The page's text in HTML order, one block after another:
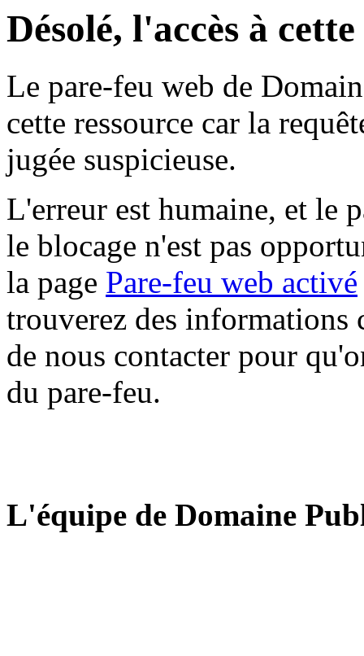
Désolé, l'accès à
Le pare-feu web de
cette ressource car la
jugée suspicieuse.
L'erreur est humaine, et le
le blocage n'est pas
la page Pare-feu web activé
trouverez des informations
de nous contacter pour
du pare-feu.
L'équipe de Domaine